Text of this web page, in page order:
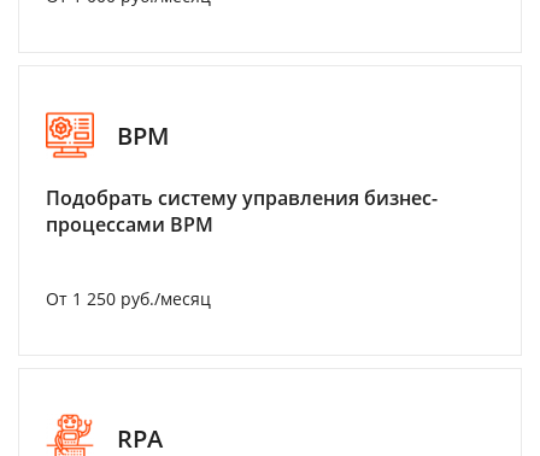
BPM
Подобрать систему управления бизнес-
процессами BPM
От 1 250 руб./месяц
RPA